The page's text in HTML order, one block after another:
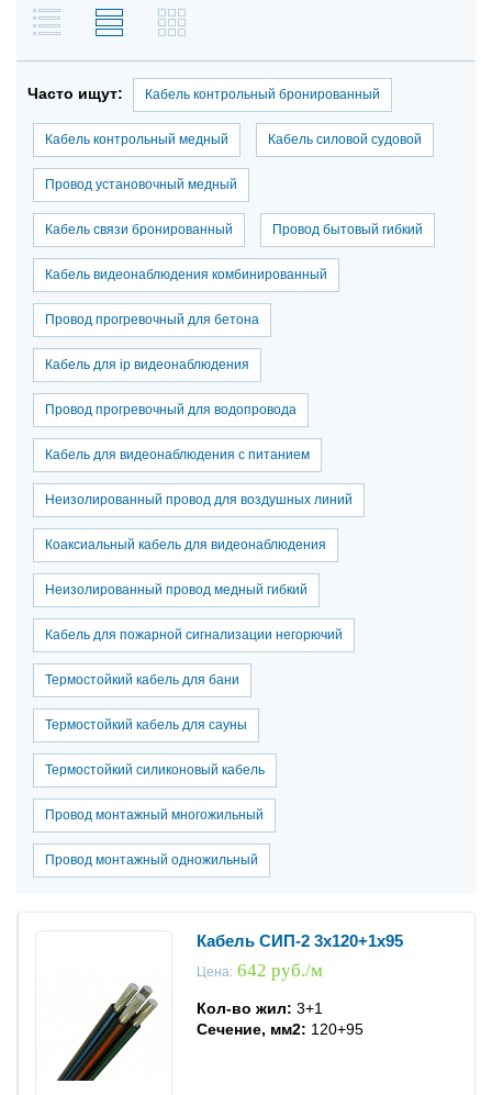
Часто ищут: Кабель контрольный бронированный
Кабель контрольный медный Кабель силовой судовой
Провод установочный медный
Кабель связи бронированный Провод бытовый гибкий
Кабель видеонаблюдения комбинированный
Провод прогревочный для бетона
Кабель для ip видеонаблюдения
Провод прогревочный для водопровода
Кабель для видеонаблюдения с питанием
Неизолированный провод для воздушных линий
Коаксиальный кабель для видеонаблюдения
Неизолированный провод медный гибкий
Кабель для пожарной сигнализации негорючий
Термостойкий кабель для бани
Термостойкий кабель для сауны
Термостойкий силиконовый кабель
Провод монтажный многожильный
Провод монтажный одножильный
Кабель СИП-2 3x120+1x95
Цена:642 руб./м
Кол-во жил: 3+1
Сечение, мм2: 120+95